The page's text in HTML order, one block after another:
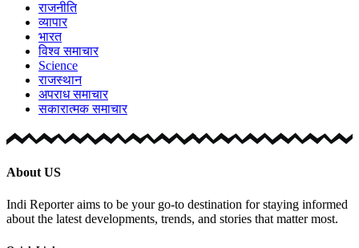
राजनीति
व्यापार
भारत
विश्व समाचार
Science
राजस्थान
अपराध समाचार
सकारात्मक समाचार
About US
Indi Reporter aims to be your go-to destination for staying informed
about the latest developments, trends, and stories that matter most.